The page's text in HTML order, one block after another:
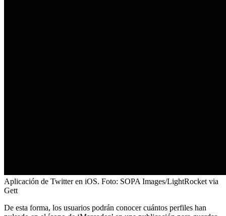
Aplicación de Twitter en iOS. Foto: SOPA Images/LightRocket via
Gett
De esta forma, los usuarios podrán conocer cuántos perfiles han